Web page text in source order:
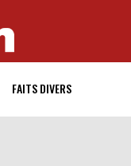
FAITS DIVERS